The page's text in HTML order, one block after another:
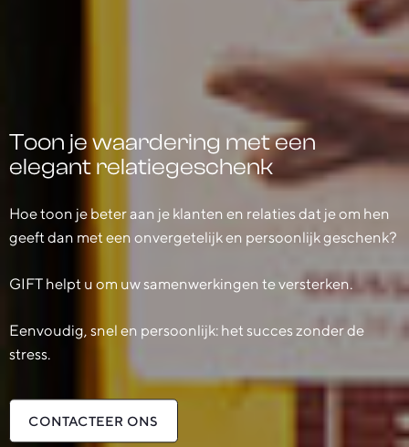
Toon je waardering met een
elegant relatiegeschenk
Hoe toon je beter aan je klanten en relaties dat je om hen
geeft dan met een onvergetelijk en persoonlijk geschenk?
GIFT helpt u om uw samenwerkingen te versterken.
Eenvoudig, snel en persoonlijk: het succes zonder de
stress.
CONTACTEER ONS